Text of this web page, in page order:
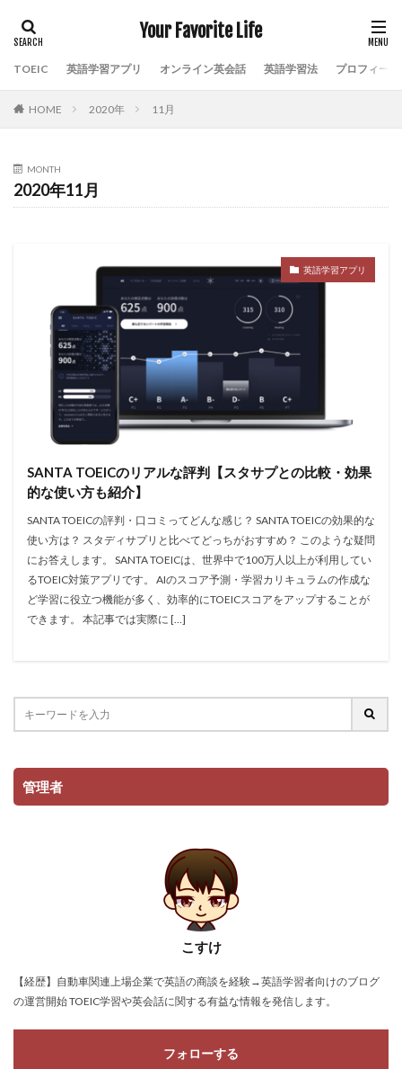
Your Favorite Life
TOEIC 英語学習アプリ オンライン英会話 英語学習法 プロフィール
HOME 2020年 11月
MONTH
2020年11月
英語学習アプリ
SANTA TOEICのリアルな評判【スタサプとの比較・効果
的な使い方も紹介】
SANTA TOEICの評判・口コミってどんな感じ？ SANTA TOEICの効果的な
使い方は？ スタディサプリと比べてどっちがおすすめ？ このような疑問
にお答えします。 SANTA TOEICは、世界中で100万人以上が利用してい
るTOEIC対策アプリです。 AIのスコア予測・学習カリキュラムの作成な
ど学習に役立つ機能が多く、効率的にTOEICスコアをアップすることが
できます。 本記事では実際に […]
管理者
こすけ
【経歴】自動車関連上場企業で英語の商談を経験→英語学習者向けのブログ
の運営開始 TOEIC学習や英会話に関する有益な情報を発信します。
フォローする